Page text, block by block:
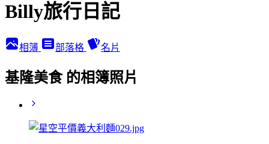
Billy旅行日記
相簿 部落格 名片
基隆美食 的相簿照片